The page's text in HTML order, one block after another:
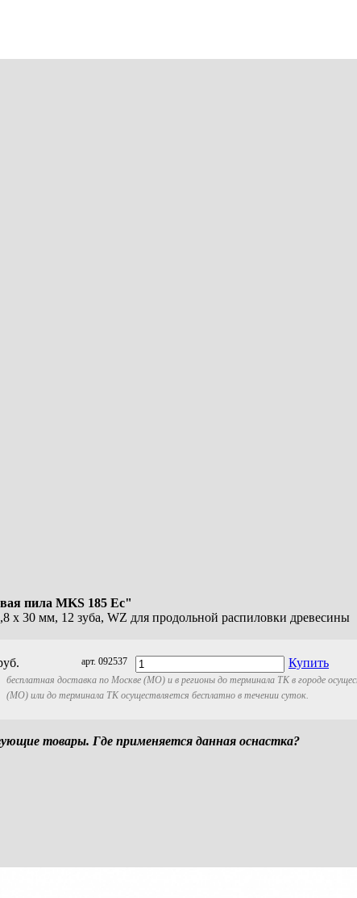
пила MKS 185 Ec"
х 30 мм, 12 зуба, WZ для продольной распиловки древесины
арт. 092537 Купить
бесплатная доставка по Москве (МО) и в регионы до терминала ТК в городе
(МО) или до терминала ТК осуществляется бесплатно в течении суток.
товары. Где применяется данная оснастка?